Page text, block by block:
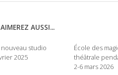
AUSSI...
nouveau studio
2025
École des
théâtrale
2-6 mars 2026